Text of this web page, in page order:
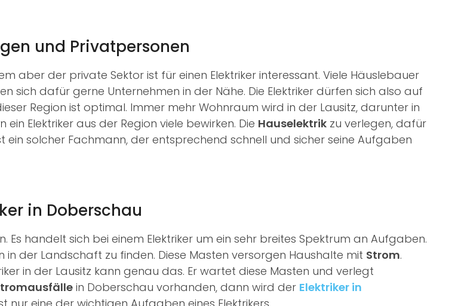
und Privatpersonen
aber der private Sektor ist für einen Elektriker interessant. Viele Häuslebauer
sich dafür gerne Unternehmen in der Nähe. Die Elektriker dürfen sich also auf
Region ist optimal. Immer mehr Wohnraum wird in der Lausitz, darunter in
Elektriker aus der Region viele bewirken. Die Hauselektrik zu verlegen, dafür
ein solcher Fachmann, der entsprechend schnell und sicher seine Aufgaben
in Doberschau
Es handelt sich bei einem Elektriker um ein sehr breites Spektrum an Aufgaben.
der Landschaft zu finden. Diese Masten versorgen Haushalte mit Strom.
in der Lausitz kann genau das. Er wartet diese Masten und verlegt
in Doberschau vorhanden, dann wird der Elektriker in